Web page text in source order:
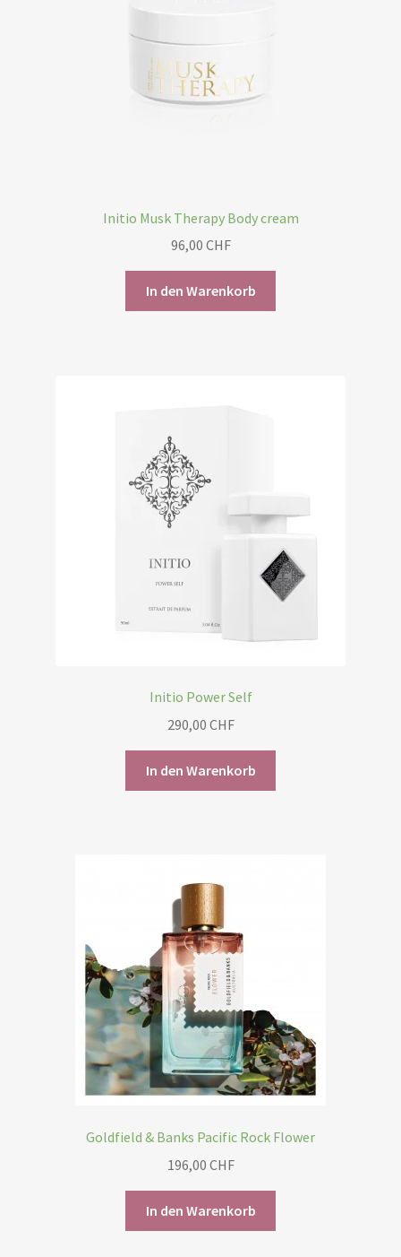
Initio Musk Therapy Body cream
96,00 CHF
In den Warenkorb
Initio Power Self
290,00 CHF
In den Warenkorb
Goldfield & Banks Pacific Rock Flower
196,00 CHF
In den Warenkorb